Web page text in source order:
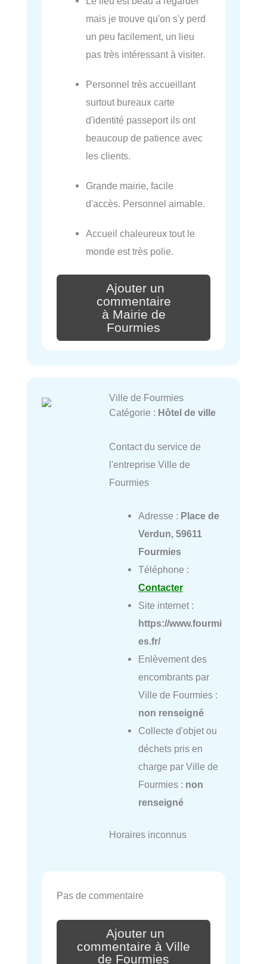
mais je trouve qu'on s'y perd
un peu facilement, un lieu
pas très intéressant à visiter.
Personnel très accueillant
surtout bureaux carte
d'identité passeport ils ont
beaucoup de patience avec
les clients.
Grande mairie, facile
d'accès. Personnel aimable.
Accueil chaleureux tout le
monde est très polie.
Ajouter un
commentaire
à Mairie de
Fourmies
Ville de Fourmies
Catégorie : Hôtel de ville
Contact du service de
l'entreprise Ville de
Fourmies
Adresse : Place de
Verdun, 59611
Fourmies
Téléphone :
Contacter
Site internet :
https://www.fourmi
es.fr/
Enlèvement des
encombrants par
Ville de Fourmies :
non renseigné
Collecte d'objet ou
déchets pris en
charge par Ville de
Fourmies : non
renseigné
Horaires inconnus
Pas de commentaire
Ajouter un
commentaire à Ville
de Fourmies